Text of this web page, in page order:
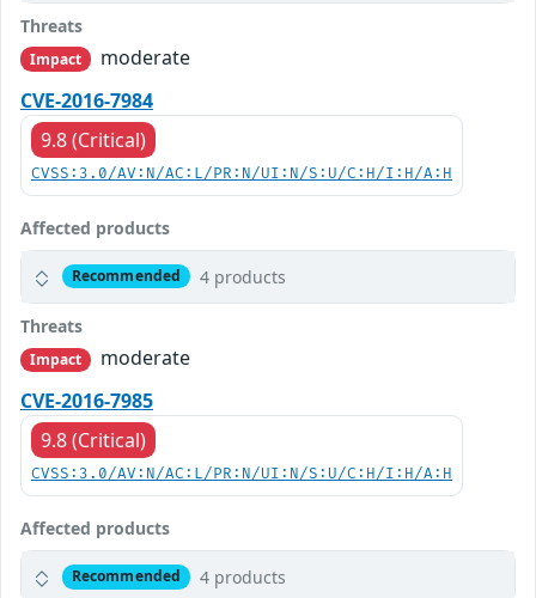
Threats
Impact
moderate
CVE-2016-7984
9.8 (Critical)
CVSS:3.0/AV:N/AC:L/PR:N/UI:N/S:U/C:H/I:H/A:H
Affected products
Recommended 4 products
Threats
Impact
moderate
CVE-2016-7985
9.8 (Critical)
CVSS:3.0/AV:N/AC:L/PR:N/UI:N/S:U/C:H/I:H/A:H
Affected products
Recommended 4 products